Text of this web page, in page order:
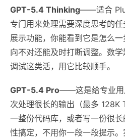
GPT-5.4 Thinking——适合
专门用来处理需要深度思考的
展示功能，你能看到它是怎么
向不对还能及时打断调整。数
调试这类活，用它比较顺手。
GPT-5.4 Pro——这是给专业用
次处理很长的输出（最多 128K
一整份代码库，或者写一份很
性搞定，不用你一段一段提示